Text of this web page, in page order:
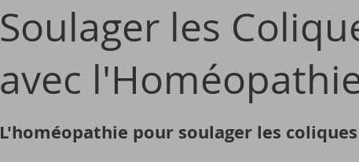
Soulager les
avec
L'homéopathie pour soulager les